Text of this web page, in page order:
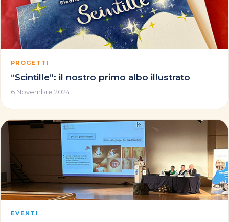
PROGETTI
“Scintille”: il nostro primo albo illustrato
6 Novembre 2024
EVENTI